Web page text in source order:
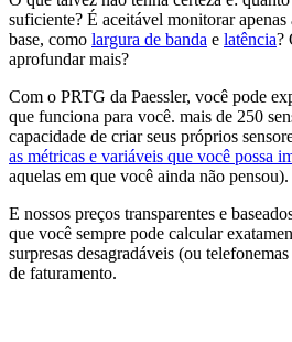
suficiente? É aceitável monitorar apenas
base, como largura de banda e latência?
aprofundar mais?
Com o PRTG da Paessler, você pode
que funciona para você. mais de 250
capacidade de criar seus próprios
as métricas e variáveis que você possa
aquelas em que você ainda não pensou).
E nossos preços transparentes e
que você sempre pode calcular
surpresas desagradáveis (ou
de faturamento.